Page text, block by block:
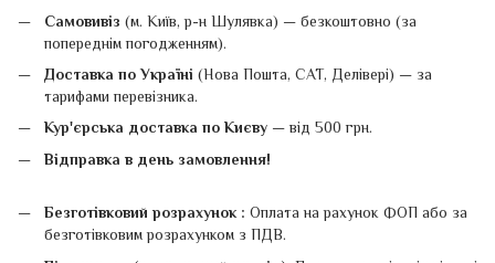
Самовивіз (м. Київ, р-н Шулявка) — безкоштовно (за
попереднім погодженням).
Доставка по Україні (Нова Пошта, САТ, Делівері) — за
тарифами перевізника.
Кур'єрська доставка по Києву — від 500 грн.
Відправка в день замовлення!
Безготівковий розрахунок : Оплата на рахунок ФОП або за
безготівковим розрахунком з ПДВ.